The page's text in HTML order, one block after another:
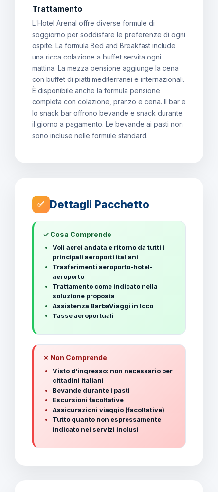
Trattamento
L'Hotel Arenal offre diverse formule di
soggiorno per soddisfare le preferenze di ogni
ospite. La formula Bed and Breakfast include
una ricca colazione a buffet servita ogni
mattina. La mezza pensione aggiunge la cena
con buffet di piatti mediterranei e internazionali.
È disponibile anche la formula pensione
completa con colazione, pranzo e cena. Il bar e
lo snack bar offrono bevande e snack durante
il giorno a pagamento. Le bevande ai pasti non
sono incluse nelle formule standard.
✅ Dettagli Pacchetto
✓ Cosa Comprende
Voli aerei andata e ritorno da tutti i
principali aeroporti italiani
Trasferimenti aeroporto-hotel-
aeroporto
Trattamento come indicato nella
soluzione proposta
Assistenza BarbaViaggi in loco
Tasse aeroportuali
✗ Non Comprende
Visto d'ingresso: non necessario per
cittadini italiani
Bevande durante i pasti
Escursioni facoltative
Assicurazioni viaggio (facoltative)
Tutto quanto non espressamente
indicato nei servizi inclusi